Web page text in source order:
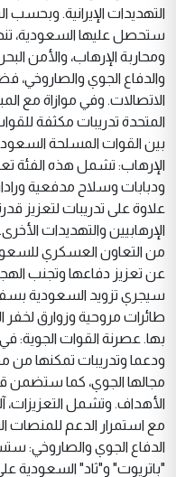
التهديدات الإيرانية. وبحسب
ستحصل عليها السعودية،
ومحاربة الإرهاب، والأمن
والدفاع الجوي والصاروخي،
الاتصالات. وفي موازاة مع
المتحدة تدريبات مكثفة
بين القوات المسلحة
الإرهاب: تشمل هذه الفئة
ودبابات وسلاح مدفعية
علاوة على تدريبات لتعزيز
الإرهابيين والتهديدات
من التعاون العسكري
عن تعزيز دفاعها وتجنب
سيجري تزويد السعودية
طائرات مروحية وزوارق
بها. عصرنة القوات الجوية:
ودعما وتدريبات تمكنها من
مجالها الجوي، كما ستضمن
الأهداف. وتشمل التعزيزات،
مع استمرار الدعم للمنصات
الدفاع الجوي والصاروخي:
"باتريوت" و"ثاد" السعودية